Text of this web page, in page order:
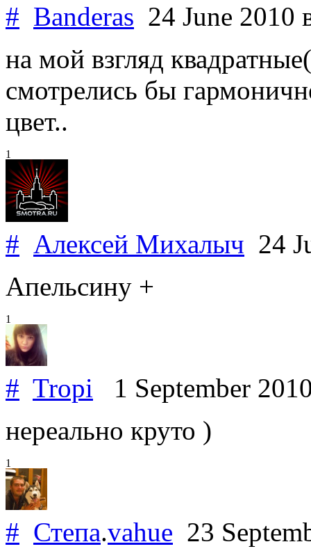
# Banderas 24 June 2010
на мой взгляд
смотрелись бы
цвет..
1
# Алексей Михалыч 24
Апельсину +
1
# Tropi 1 September
нереально круто )
1
# Степа.vahue 23